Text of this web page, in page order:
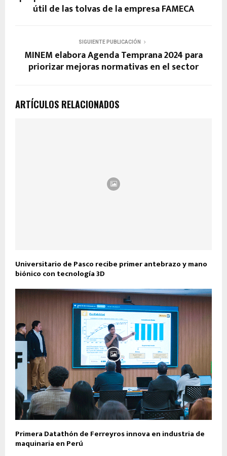
útil de las tolvas de la empresa FAMECA
SIGUIENTE PUBLICACIÓN
MINEM elabora Agenda Temprana 2024 para
priorizar mejoras normativas en el sector
ARTÍCULOS RELACIONADOS
Universitario de Pasco recibe primer antebrazo y mano
biónico con tecnología 3D
Primera Datathón de Ferreyros innova en industria de
maquinaria en Perú